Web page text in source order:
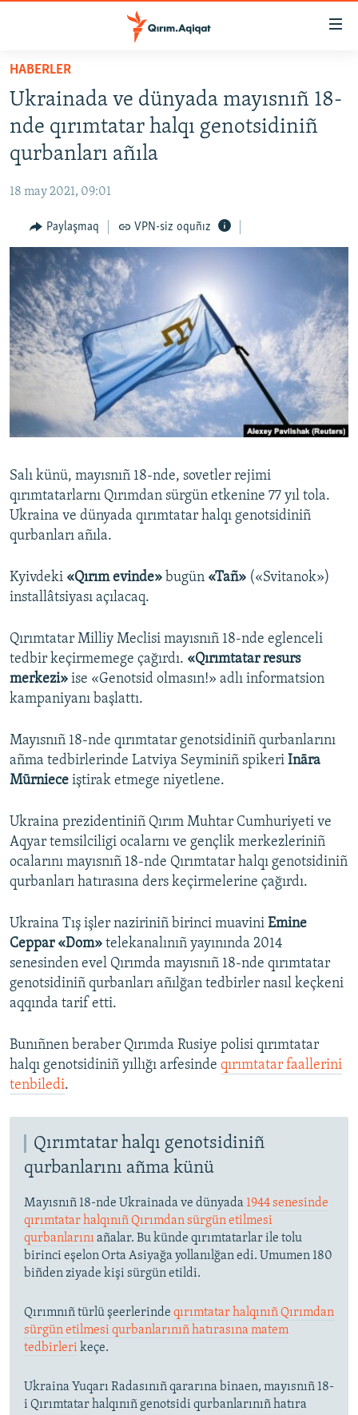
Esas
qaytmaq
Baş
navigatsiyağa
qaytmaq
Qıdıruvğa
qaytmaq
HABERLER
SİYASET
İQTİSADİYAT
MEDENİYET
İNSAN AQLARI
VİDEO
SÜRET
BLOGLAR
FİKİR
Українською
RFE/RS bütün saytları
HABERLER
Ukrainada ve dünyada mayısnıñ 18-
nde qırımtatar halqı genotsidiniñ
qurbanları añıla
18 may 2021, 09:01
Paylaşmaq VPN-siz oquñız
Salı künü, mayısnıñ 18-nde, sovetler rejimi
qırımtatarlarnı Qırımdan sürgün etkenine 77 yıl tola.
Ukraina ve dünyada qırımtatar halqı genotsidiniñ
qurbanları añıla.
Kyivdeki «Qırım evinde» bugün «Tañ» («Svitanok»)
installâtsiyası açılacaq.
Qırımtatar Milliy Meclisi mayısnıñ 18-nde eglenceli
tedbir keçirmemege çağırdı. «Qırımtatar resurs
merkezi» ise «Genotsid olmasın!» adlı informatsion
kampaniyanı başlattı.
Mayısnıñ 18-nde qırımtatar genotsidiniñ qurbanlarını
añma tedbirlerinde Latviya Seyminiñ spikeri Ināra
Mūrniece iştirak etmege niyetlene.
Ukraina prezidentiniñ Qırım Muhtar Cumhuriyeti ve
Aqyar temsilciligi ocalarnı ve gençlik merkezleriniñ
ocalarını mayısnıñ 18-nde Qırımtatar halqı genotsidiniñ
qurbanları hatırasına ders keçirmelerine çağırdı.
Ukraina Tış işler naziriniñ birinci muavini Emine
Ceppar «Dom» telekanalınıñ yayınında 2014
senesinden evel Qırımda mayısnıñ 18-nde qırımtatar
genotsidiniñ qurbanları añılğan tedbirler nasıl keçkeni
aqqında tarif etti.
Bunıñnen beraber Qırımda Rusiye polisi qırımtatar
halqı genotsidiniñ yıllığı arfesinde qırımtatar faallerini
tenbiledi.
Qırımtatar halqı genotsidiniñ
qurbanlarını añma künü
Mayısnıñ 18-nde Ukrainada ve dünyada 1944 senesinde
qırımtatar halqınıñ Qırımdan sürgün etilmesi
qurbanlarını añalar. Bu künde qırımtatarlar ile tolu
birinci eşelon Orta Asiyağa yollanılğan edi. Umumen 180
biñden ziyade kişi sürgün etildi.
Qırımnıñ türlü şeerlerinde qırımtatar halqınıñ Qırımdan
sürgün etilmesi qurbanlarınıñ hatırasına matem
tedbirleri keçe.
Ukraina Yuqarı Radasınıñ qararına binaen, mayısnıñ 18-
i Qırımtatar halqınıñ genotsidi qurbanlarınıñ hatıra